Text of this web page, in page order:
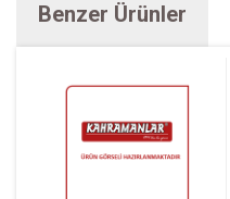
Benzer Ürünler